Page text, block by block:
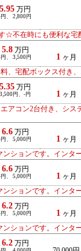
5.95 万円
、 2,800円
不在時にも便利な宅
5.8万円
、 3,500円 1 ヶ月
宅配ボックス付き、
5.35 万円
3,500円、-円 1 ヶ月
アコン2台付き、シス
6.6万円
、 5,000円 1 ヶ月
ションです。インタ
6.6万円
、 5,000円 1 ヶ月
ションです。インタ
6.2万円
、 5,000円 1 ヶ月
ションです。インタ
6.2万円